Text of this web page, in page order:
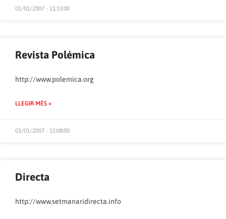
01/01/2007 - 11:33:00
Revista Polémica
http://www.polemica.org
LLEGIR MÉS »
01/01/2007 - 11:08:00
Directa
http://www.setmanaridirecta.info